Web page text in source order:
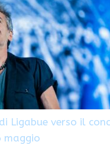
Ligabue verso il
maggio